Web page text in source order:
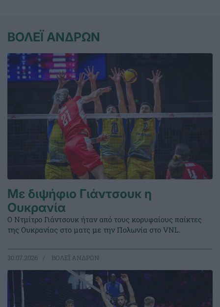
ΒΟΛΕΪ ΑΝΔΡΩΝ
Με διψήφιο Γιάντσουκ η
Ουκρανία
Ο Ντμίτρο Γιάντσουκ ήταν από τους κορυφαίους παίκτες
της Ουκρανίας στο ματς με την Πολωνία στο VNL.
30.07.2026 ΒΟΛΕΪ ΑΝΔΡΩΝ